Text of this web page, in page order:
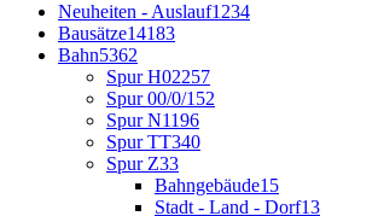
Neuheiten - Auslauf1234
Bausätze14183
Bahn5362
Spur H02257
Spur 00/0/1 52
Spur N1196
Spur TT340
Spur Z33
Bahngebäude15
Stadt - Land - Dorf13